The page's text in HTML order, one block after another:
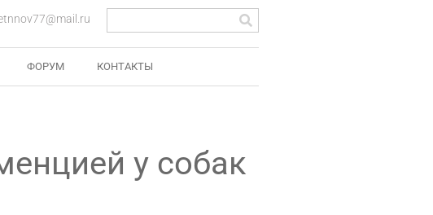
ФОРУМ КОНТАКТЫ
у собак